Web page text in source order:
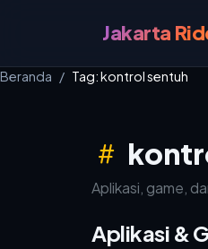
Jakarta
Beranda Tag: kontrol sentuh
Aplikasi, game,
Aplikasi &